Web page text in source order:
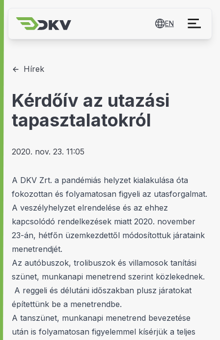
EN
Hírek
Kérdőív az utazási
tapasztalatokról
2020. nov. 23. 11:05
A DKV Zrt. a pandémiás helyzet kialakulása óta
fokozottan és folyamatosan figyeli az utasforgalmat.
A veszélyhelyzet elrendelése és az ehhez
kapcsolódó rendelkezések miatt 2020. november
23-án, hétfőn üzemkezdettől módosítottuk járataink
menetrendjét.
Az autóbuszok, trolibuszok és villamosok tanítási
szünet, munkanapi menetrend szerint közlekednek.
A reggeli és délutáni időszakban plusz járatokat
építettünk be a menetrendbe.
A tanszünet, munkanapi menetrend bevezetése
után is folyamatosan figyelemmel kísérjük a teljes